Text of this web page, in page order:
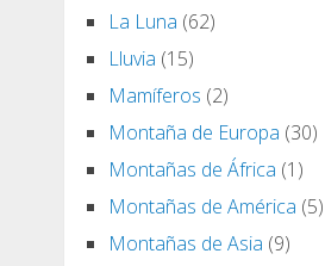
La Luna (62)
Lluvia (15)
Mamíferos (2)
Montaña de Europa (30)
Montañas de África (1)
Montañas de América (5)
Montañas de Asia (9)